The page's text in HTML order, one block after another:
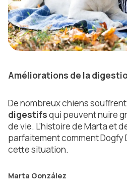
Améliorations de la
De nombreux chiens
digestifsqui peuvent nuire
de vie. L'histoire de Marta et
parfaitement comment Dogfy
cette situation.
Marta González